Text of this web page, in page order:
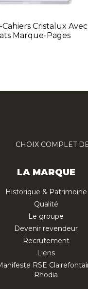
Cristalux Avec
Marque-Pages
CHOIX COMPLET
LA MARQUE
Historique & Patrimoine
Qualité
Le groupe
Devenir revendeur
Recrutement
Liens
RSE
Rhodia